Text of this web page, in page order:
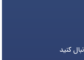
کنید